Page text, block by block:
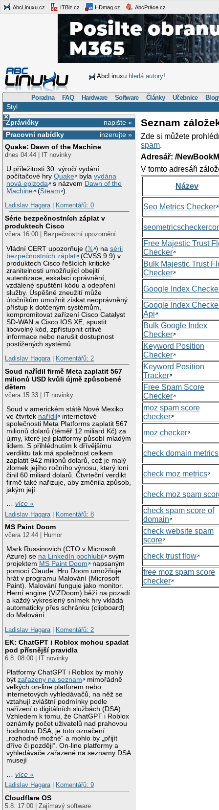
AbcLinuxu.cz ITBiz.cz HDmag.cz AbcPráce.cz
AbcLinuxu hledá autory!
Poradna FAQ Hardware Software Články Učebnice
Styl
×
napište »
Zprávičky
inzerujte »
Pracovní nabídky
Quake: Dawn of the Machine
dnes 04:44 | IT novinky
U příležitosti 30. výročí vydání
počítačové hryQuake bylavydána
nová epizoda
s názvem Dawn of the
Machine
(Steam ).
Ladislav Hagara| Komentářů: 0
Série bezpečnostních záplat v
produktech Cisco
včera 16:00 | Bezpečnostní upozornění
Vládní CERT upozorňuje (𝕏 ) nasérii
bezpečnostních záplat
(CVSS 9.9) v
produktech Cisco řešících kritické
zranitelnosti umožňující obejití
autentizace, eskalaci oprávnění,
vzdálené spuštění kódu a odepření
služby. Úspěšné zneužití může
útočníkům umožnit získat neoprávněný
přístup k dotčeným systémům,
kompromitovat zařízení Cisco Catalyst
SD-WAN a Cisco IOS XE, spustit
libovolný kód, zpřístupnit citlivé
informace nebo narušit dostupnost
postižených systémů.
Ladislav Hagara| Komentářů: 2
Soud nařídil firmě Meta zaplatit 567
milionů USD kvůli újmě způsobené
dětem
včera 15:33 | IT novinky
Soud v americkém státě Nové Mexiko
ve čtvrtek nařídil
internetové
společnosti Meta Platforms zaplatit 567
milionů dolarů (téměř 12 miliard Kč) za
újmy, které její platformy působí mladým
lidem. S přihlédnutím k dřívějšímu
verdiktu tak má společnost celkem
zaplatit 942 milionů dolarů, což je malý
zlomek jejího ročního výnosu, který loni
činil 60 miliard dolarů. Čtvrteční verdikt
firmě také nařizuje, aby změnila způsob,
jakým její
…více »
Ladislav Hagara
Komentářů: 8
MS Paint Doom
včera 12:44 | Humor
Mark Russinovich (CTO v Microsoft
Azure) se na LinkedIn pochlubil
svým
projektem MS Paint Doom
napsaným
pomocí Claude. Hru Doom umožňuje
hrát v programu Malování (Microsoft
Paint). Malování funguje jako monitor.
Herní engine (ViZDoom) běží na pozadí
a každý vykreslený snímek hry vkládá
automaticky přes schránku (clipboard)
do Malování.
Ladislav Hagara
Komentářů: 2
EK: ChatGPT i Roblox mohou spadat
pod přísnější pravidla
6.8. 08:00 | IT novinky
Platformy ChatGPT i Roblox by mohly
býtzařazeny na seznam
mimořádně
velkých on-line platforem nebo
internetových vyhledávačů, na něž se
vztahují zvláštní podmínky podle
nařízení o digitálních službách (DSA).
Vzhledem k tomu, že ChatGPT i Roblox
oznámily počet uživatelů nad prahovou
hodnotou DSA, je toto označení
„rozhodně možné“ a mohlo by „přijít
dříve či později“. On-line platformy a
vyhledávače zařazené na seznamy DSA
musejí
…více »
Ladislav Hagara| Komentářů: 9
Cloudflare OS
5.8. 17:00 | Zajímavý software
Seznam
Zde si můžete
spam.
Adresář: /
V tomto adresáři
Název
Seo Metrics Checker
Free Majestic Trust
Checker
Bulk Majestic Trust
Checker
Google Index
Google Index
Api
Bulk Google Index
Checker
Keyword Position
Checker
Keyword Position
Tracker
Free Spam Score
Checker
moz spam score
checker
moz checker
check domain metrics
check moz metrics
check moz spam
check spam score of
domain
check website spam
score
check trust flow
free moz spam score
checker